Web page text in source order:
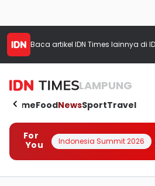
Baca artikel IDN Times lainnya di
LAMPUNG
HomeFoodNewsSportTravel
For
You
Indonesia Summit 2026